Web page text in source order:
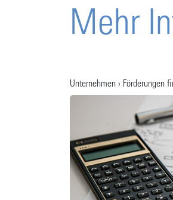
Mehr
Unternehmen › Förderungen